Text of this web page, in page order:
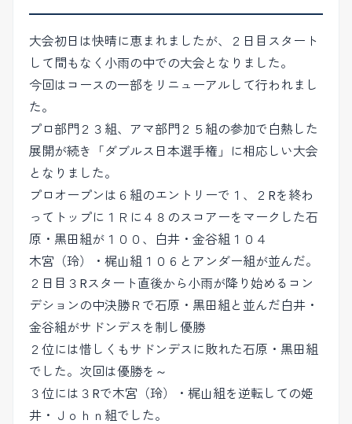
大会初日は快晴に恵まれましたが、２日目スタート
して間もなく小雨の中での大会となりました。
今回はコースの一部をリニューアルして行われまし
た。
プロ部門２３組、アマ部門２５組の参加で白熱した
展開が続き「ダブルス日本選手権」に相応しい大会
となりました。
プロオープンは６組のエントリーで１、２Rを終わ
ってトップに１Ｒに４８のスコアーをマークした石
原・黒田組が１００、白井・金谷組１０４
木宮（玲）・梶山組１０６とアンダー組が並んだ。
２日目３Rスタート直後から小雨が降り始めるコン
デションの中決勝Ｒで石原・黒田組と並んだ白井・
金谷組がサドンデスを制し優勝
２位には惜しくもサドンデスに敗れた石原・黒田組
でした。次回は優勝を～
３位には３Rで木宮（玲）・梶山組を逆転しての姫
井・Ｊｏｈｎ組でした。